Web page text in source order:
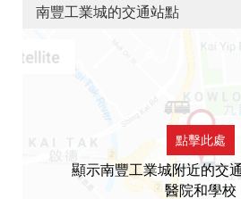
南豐工業城的交通站點
點擊此處
顯示南豐工業城附近的交
醫院和學校